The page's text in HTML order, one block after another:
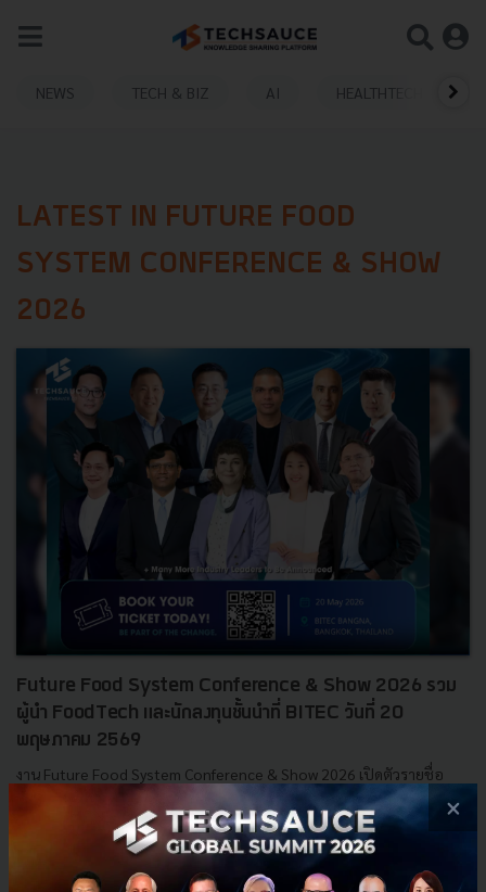
NEWS TECH & BIZ AI HEALTHTECH
LATEST IN FUTURE FOOD
SYSTEM CONFERENCE & SHOW
2026
Future Food System Conference & Show 2026 รวม
ผู้นำ FoodTech และนักลงทุนชั้นนำที่ BITEC วันที่ 20
พฤษภาคม 2569
งาน Future Food System Conference & Show 2026 เปิดตัวรายชื่อ
Speaker รอบแรก พร้อมดึงผู้บริหาร นักลงทุน และผู้กำหนดนโยบายจาก
องค์กรชั้นนำทั่วโลกมาร่วมแลกเปลี่ยนวิสัยทัศน์ด้าน FoodTec...
| By
Techsauce Team
×